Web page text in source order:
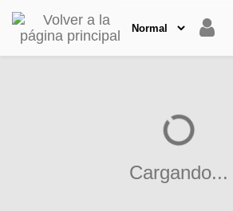
Cargando...